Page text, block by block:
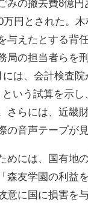
みの撤去費8億円
万円とされた。
与えたとする背
局の担当者らを
は、会計検査
いう試算を示
さらには、近畿
の音声テープが
めには、国有地
森友学園の利益
意に国に損害を